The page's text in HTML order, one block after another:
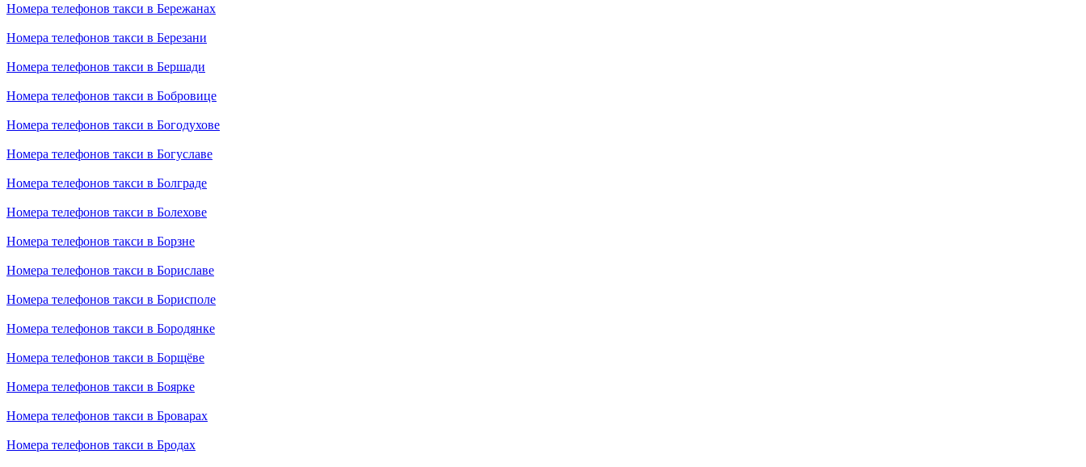
Номера телефонов такси в Бережанах
Номера телефонов такси в Березани
Номера телефонов такси в Бершади
Номера телефонов такси в Бобровице
Номера телефонов такси в Богодухове
Номера телефонов такси в Богуславе
Номера телефонов такси в Болграде
Номера телефонов такси в Болехове
Номера телефонов такси в Борзне
Номера телефонов такси в Бориславе
Номера телефонов такси в Борисполе
Номера телефонов такси в Бородянке
Номера телефонов такси в Борщёве
Номера телефонов такси в Боярке
Номера телефонов такси в Броварах
Номера телефонов такси в Бродах